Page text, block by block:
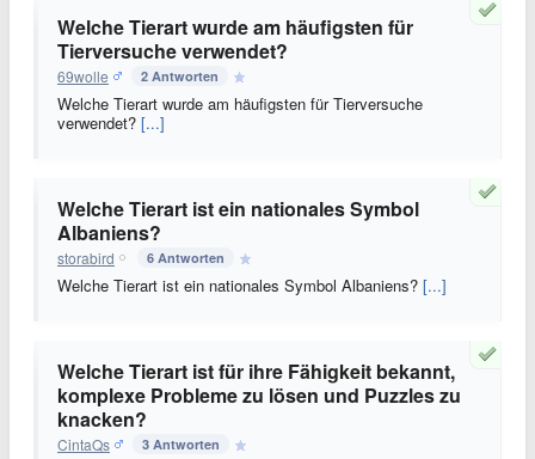
Welche Tierart wurde am häufigsten für
Tierversuche verwendet?
69wolle 2 Antworten
Welche Tierart wurde am häufigsten für Tierversuche
verwendet? [...]
Welche Tierart ist ein nationales Symbol
Albaniens?
storabird 6 Antworten
Welche Tierart ist ein nationales Symbol Albaniens? [...]
Welche Tierart ist für ihre Fähigkeit bekannt,
komplexe Probleme zu lösen und Puzzles zu
knacken?
CintaQs 3 Antworten